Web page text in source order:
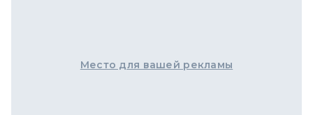
Место для вашей рекламы